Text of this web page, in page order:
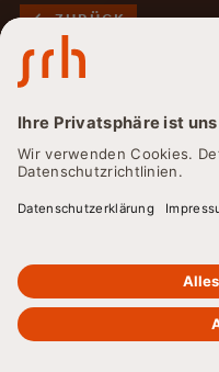
ZURÜCK
Numerus
–
Der Numerus Clausus
Zulassung zu